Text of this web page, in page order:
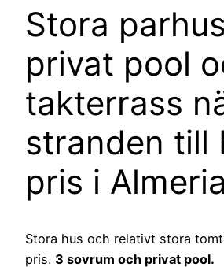
Stora
privat pool
takterrass
stranden till
pris i Almeria
Stora hus och relativt stora
pris. 3 sovrum och privat pool.